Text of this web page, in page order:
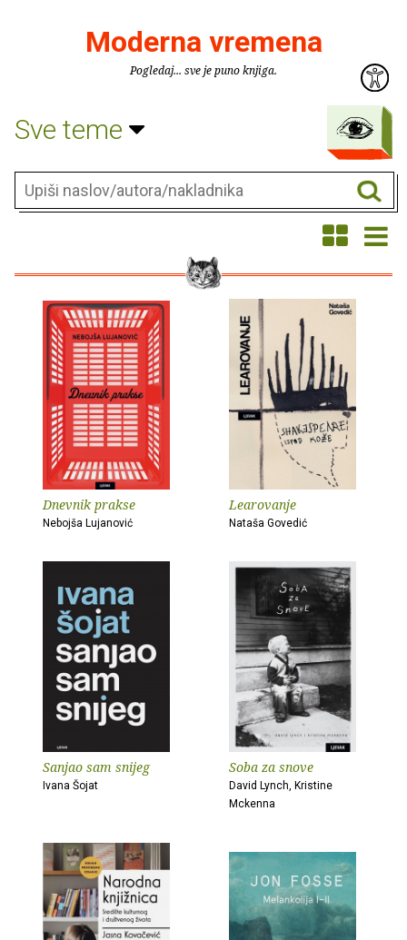
Moderna vremena
Pogledaj... sve je puno knjiga.
Sve teme
Dnevnik prakse
Nebojša Lujanović
Learovanje
Nataša Govedić
Sanjao sam snijeg
Ivana Šojat
Soba za snove
David Lynch, Kristine
Mckenna